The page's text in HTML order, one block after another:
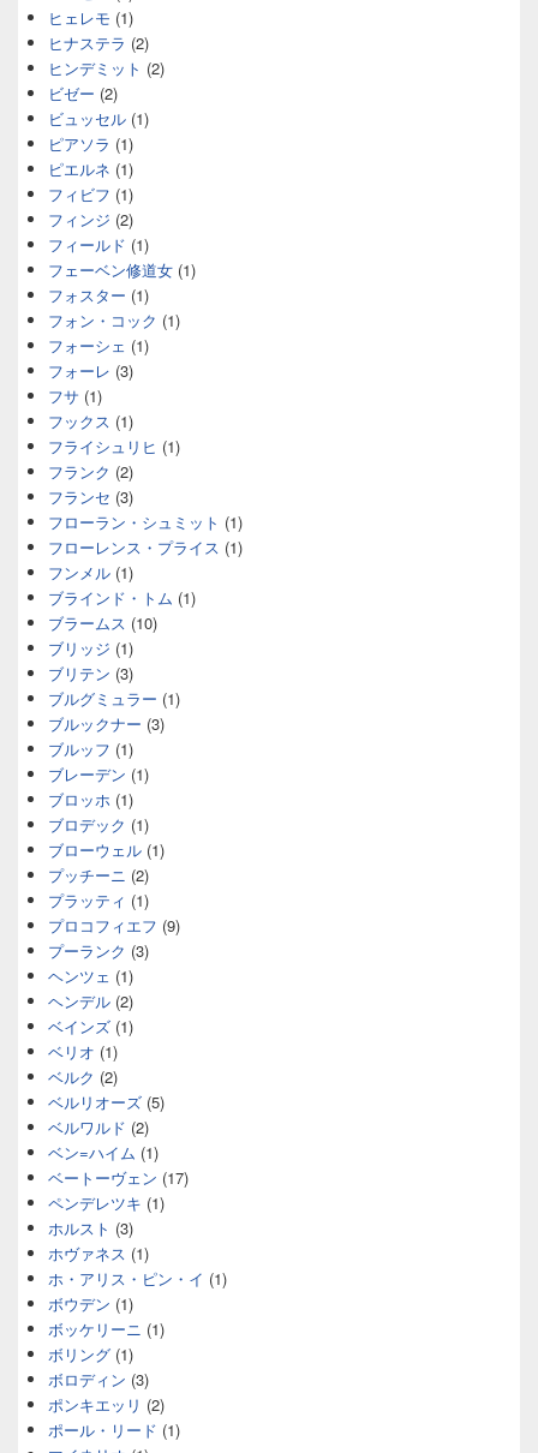
ヒェレモ (1)
ヒナステラ (2)
ヒンデミット (2)
ビゼー (2)
ビュッセル (1)
ピアソラ (1)
ピエルネ (1)
フィビフ (1)
フィンジ (2)
フィールド (1)
フェーベン修道女 (1)
フォスター (1)
フォン・コック (1)
フォーシェ (1)
フォーレ (3)
フサ (1)
フックス (1)
フライシュリヒ (1)
フランク (2)
フランセ (3)
フローラン・シュミット (1)
フローレンス・プライス (1)
フンメル (1)
ブラインド・トム (1)
ブラームス (10)
ブリッジ (1)
ブリテン (3)
ブルグミュラー (1)
ブルックナー (3)
ブルッフ (1)
ブレーデン (1)
ブロッホ (1)
ブロデック (1)
ブローウェル (1)
プッチーニ (2)
プラッティ (1)
プロコフィエフ (9)
プーランク (3)
ヘンツェ (1)
ヘンデル (2)
ベインズ (1)
ベリオ (1)
ベルク (2)
ベルリオーズ (5)
ベルワルド (2)
ベン=ハイム (1)
ベートーヴェン (17)
ペンデレツキ (1)
ホルスト (3)
ホヴァネス (1)
ホ・アリス・ピン・イ (1)
ボウデン (1)
ボッケリーニ (1)
ボリング (1)
ボロディン (3)
ポンキエッリ (2)
ポール・リード (1)